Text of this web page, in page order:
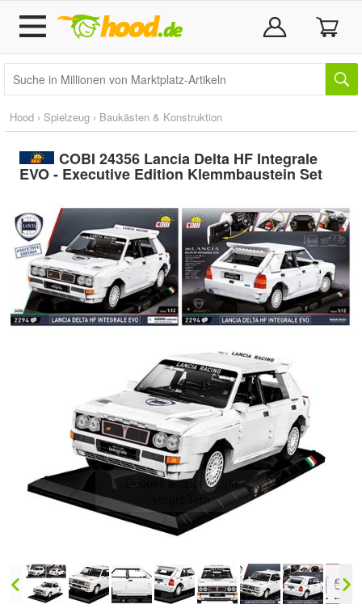
Hood › Spielzeug › Baukästen & Konstruktion
COBI 24356 Lancia Delta HF Integrale
EVO - Executive Edition Klemmbaustein Set
Doppelt antippen zum
vergrößern